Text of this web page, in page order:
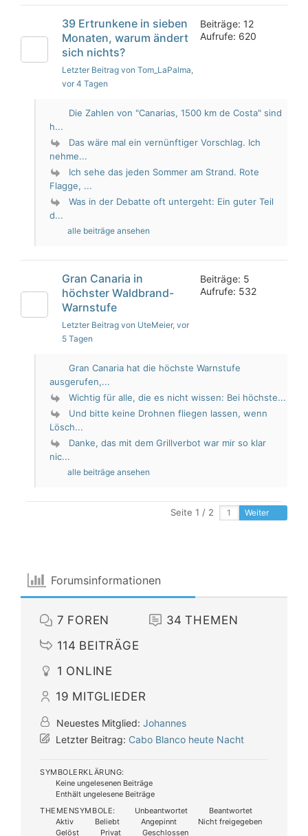
39 Ertrunkene in sieben
Monaten, warum ändert
sich nichts?
Letzter Beitrag von Tom_LaPalma,
vor 4 Tagen
Beiträge: 12
Aufrufe: 620
Die Zahlen von "Canarias, 1500 km de Costa" sind
h...
Das wäre mal ein vernünftiger Vorschlag. Ich
nehme...
Ich sehe das jeden Sommer am Strand. Rote
Flagge, ...
Was in der Debatte oft untergeht: Ein guter Teil
d...
alle beiträge ansehen
Gran Canaria in
höchster Waldbrand-
Warnstufe
Letzter Beitrag von UteMeier, vor
5 Tagen
Beiträge: 5
Aufrufe: 532
Gran Canaria hat die höchste Warnstufe
ausgerufen,...
Wichtig für alle, die es nicht wissen: Bei höchste...
Und bitte keine Drohnen fliegen lassen, wenn
Lösch...
Danke, das mit dem Grillverbot war mir so klar
nic...
alle beiträge ansehen
Seite 1 / 2 Weiter
Forumsinformationen
7 FOREN 34 THEMEN
114 BEITRÄGE
1 ONLINE
19 MITGLIEDER
Neuestes Mitglied: Johannes
Letzter Beitrag: Cabo Blanco heute Nacht
SYMBOLERKLÄRUNG:
Keine ungelesenen Beiträge
Enthält ungelesene Beiträge
THEMENSYMBOLE:
Unbeantwortet
Beantwortet
Aktiv
Beliebt Angepinnt
Nicht freigegeben
Gelöst
Privat Geschlossen